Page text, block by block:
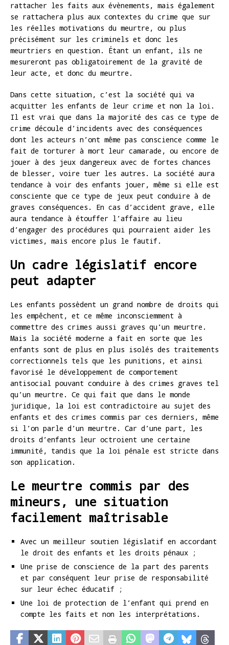
rattacher les faits aux évènements, mais également
se rattachera plus aux contextes du crime que sur
les réelles motivations du meurtre, ou plus
précisément sur les criminels et donc les
meurtriers en question. Étant un enfant, ils ne
mesureront pas obligatoirement de la gravité de
leur acte, et donc du meurtre.
Dans cette situation, c’est la société qui va
acquitter les enfants de leur crime et non la loi.
Il est vrai que dans la majorité des cas ce type de
crime découle d’incidents avec des conséquences
dont les acteurs n’ont même pas conscience comme le
fait de torturer à mort leur camarade, ou encore de
jouer à des jeux dangereux avec de fortes chances
de blesser, voire tuer les autres. La société aura
tendance à voir des enfants jouer, même si elle est
consciente que ce type de jeux peut conduire à de
graves conséquences. En cas d’accident grave, elle
aura tendance à étouffer l’affaire au lieu
d’engager des procédures qui pourraient aider les
victimes, mais encore plus le fautif.
Un cadre législatif encore
peut adapter
Les enfants possèdent un grand nombre de droits qui
les empêchent, et ce même inconsciemment à
commettre des crimes aussi graves qu’un meurtre.
Mais la société moderne a fait en sorte que les
enfants sont de plus en plus isolés des traitements
correctionnels tels que les punitions, et ainsi
favorisé le développement de comportement
antisocial pouvant conduire à des crimes graves tel
qu’un meurtre. Ce qui fait que dans le monde
juridique, la loi est contradictoire au sujet des
enfants et des crimes commis par ces derniers, même
si l’on parle d’un meurtre. Car d’une part, les
droits d’enfants leur octroient une certaine
immunité, tandis que la loi pénale est stricte dans
son application.
Le meurtre commis par des
mineurs, une situation
facilement maîtrisable
Avec un meilleur soutien législatif en accordant
le droit des enfants et les droits pénaux ;
Une prise de conscience de la part des parents
et par conséquent leur prise de responsabilité
sur leur échec éducatif ;
Une loi de protection de l’enfant qui prend en
compte les faits et non les interprétations.